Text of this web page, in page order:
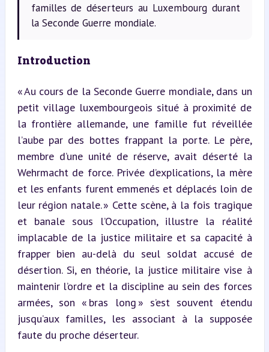
familles de déserteurs au Luxembourg durant
la Seconde Guerre mondiale.
Introduction
« Au cours de la Seconde Guerre mondiale, dans un
petit village luxembourgeois situé à proximité de
la frontière allemande, une famille fut réveillée
l’aube par des bottes frappant la porte. Le père,
membre d’une unité de réserve, avait déserté la
Wehrmacht de force. Privée d’explications, la mère
et les enfants furent emmenés et déplacés loin de
leur région natale. » Cette scène, à la fois tragique
et banale sous l’Occupation, illustre la réalité
implacable de la justice militaire et sa capacité à
frapper bien au-delà du seul soldat accusé de
désertion. Si, en théorie, la justice militaire vise à
maintenir l’ordre et la discipline au sein des forces
armées, son « bras long » s’est souvent étendu
jusqu’aux familles, les associant à la supposée
faute du proche déserteur.